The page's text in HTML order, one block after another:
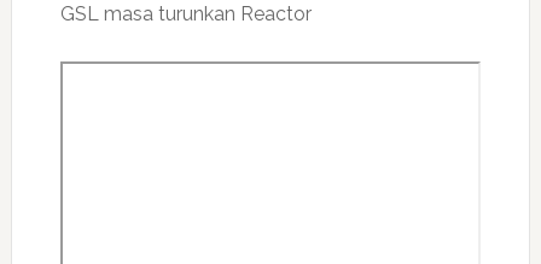
GSL masa turunkan Reactor